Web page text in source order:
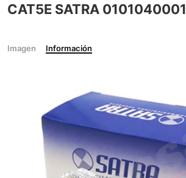
CAT5E SATRA 0101040001
Imagen Información